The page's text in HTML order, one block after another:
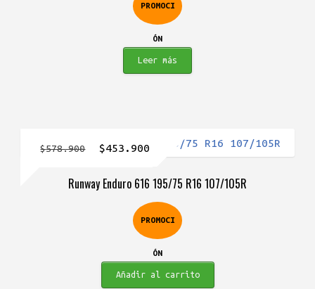
PROMOCI
ÓN
Leer más
Runway Enduro 616 195/75 R16 107/105R
PROMOCI
ÓN
$578.900
El
original
$578.900.
$453.900
actual
es:
$453.900.
Añadir al carrito